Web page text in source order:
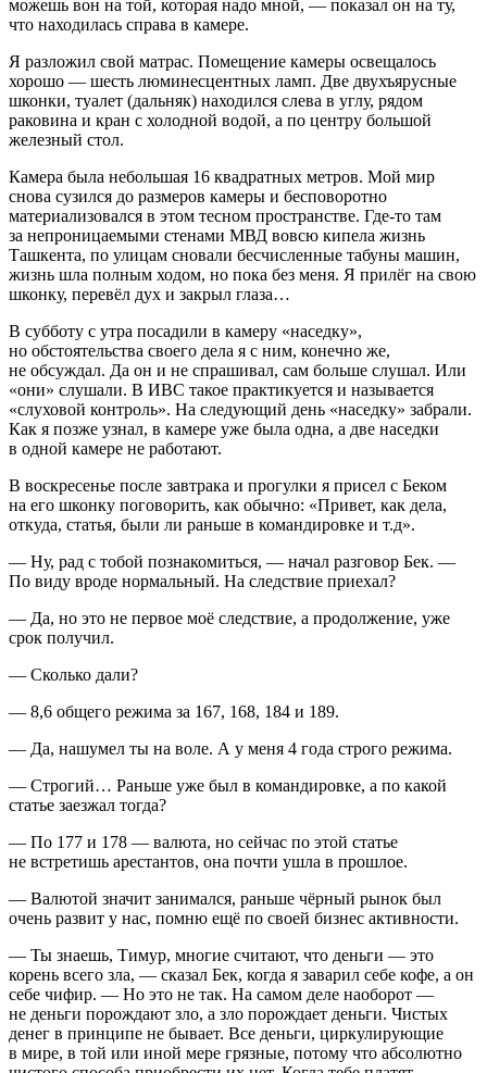
можешь вон на той, которая надо мной, — показал он на ту,
что находилась справа в камере.
Я разложил свой матрас. Помещение камеры освещалось
хорошо — шесть люминесцентных ламп. Две двухъярусные
шконки, туалет (дальняк) находился слева в углу, рядом
раковина и кран с холодной водой, а по центру большой
железный стол.
Камера была небольшая 16 квадратных метров. Мой мир
снова сузился до размеров камеры и бесповоротно
материализовался в этом тесном пространстве. Где-то там
за непроницаемыми стенами МВД вовсю кипела жизнь
Ташкента, по улицам сновали бесчисленные табуны машин,
жизнь шла полным ходом, но пока без меня. Я прилёг на свою
шконку, перевёл дух и закрыл глаза…
В субботу с утра посадили в камеру «наседку»,
но обстоятельства своего дела я с ним, конечно же,
не обсуждал. Да он и не спрашивал, сам больше слушал. Или
«они» слушали. В ИВС такое практикуется и называется
«слуховой контроль». На следующий день «наседку» забрали.
Как я позже узнал, в камере уже была одна, а две наседки
в одной камере не работают.
В воскресенье после завтрака и прогулки я присел с Беком
на его шконку поговорить, как обычно: «Привет, как дела,
откуда, статья, были ли раньше в командировке и т.д».
— Ну, рад с тобой познакомиться, — начал разговор Бек. —
По виду вроде нормальный. На следствие приехал?
— Да, но это не первое моё следствие, а продолжение, уже
срок получил.
— Сколько дали?
— 8,6 общего режима за 167, 168, 184 и 189.
— Да, нашумел ты на воле. А у меня 4 года строго режима.
— Строгий… Раньше уже был в командировке, а по какой
статье заезжал тогда?
— По 177 и 178 — валюта, но сейчас по этой статье
не встретишь арестантов, она почти ушла в прошлое.
— Валютой значит занимался, раньше чёрный рынок был
очень развит у нас, помню ещё по своей бизнес активности.
— Ты знаешь, Тимур, многие считают, что деньги — это
корень всего зла, — сказал Бек, когда я заварил себе кофе, а он
себе чифир. — Но это не так. На самом деле наоборот —
не деньги порождают зло, а зло порождает деньги. Чистых
денег в принципе не бывает. Все деньги, циркулирующие
в мире, в той или иной мере грязные, потому что абсолютно